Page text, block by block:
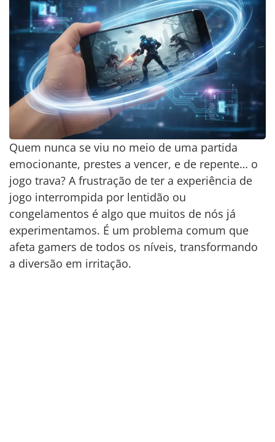
Quem nunca se viu no meio de uma partida
emocionante, prestes a vencer, e de repente… o
jogo trava? A frustração de ter a experiência de
jogo interrompida por lentidão ou
congelamentos é algo que muitos de nós já
experimentamos. É um problema comum que
afeta gamers de todos os níveis, transformando
a diversão em irritação.